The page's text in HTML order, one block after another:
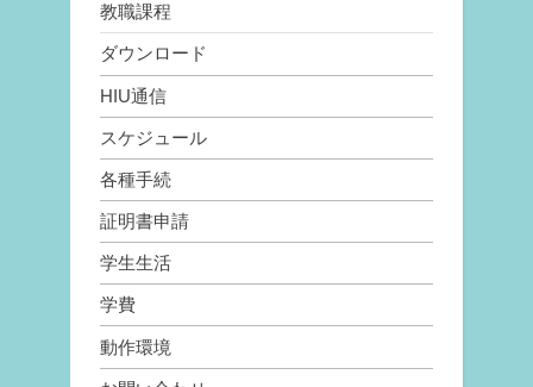
教職課程
ダウンロード
HIU通信
スケジュール
各種手続
証明書申請
学生生活
学費
動作環境